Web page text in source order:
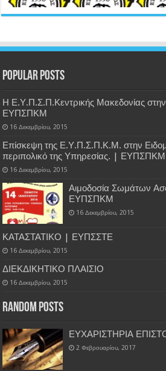
Popular Posts
Η Ε.Υ.Π.Σ.Π.Κεντρικής Μακεδονίας στην
ΕΥΠΣΠΚΜ
16 Δεκεμβρίου, 2015
Επίσκεψη της Ε.Υ.Π.Σ.Π.Κ.Μ. στην
περιπολικό της Υπηρεσίας. | ΕΥΠΣΠΚΜ
16 Δεκεμβρίου, 2015
Αιμοδοσία Σωμάτων
ΕΥΠΣΠΚΜ
16 Δεκεμβρίου, 2015
ΚΑΤΑΣΤΑΤΙΚΟ | ΕΥΠΣΣΤΕ
16 Δεκεμβρίου, 2015
ΔΙΕΚΔΙΚΗΤΙΚΟ ΠΛΑΙΣΙΟ
16 Δεκεμβρίου, 2015
Random Posts
ΕΥΧΑΡΙΣΤΗΡΙΑ
2 Φεβρουαρίου, 2017